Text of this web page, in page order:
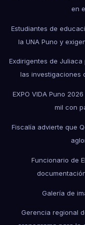
en
Estudiantes de
la UNA Puno y
Exdirigentes de
las investigaciones
EXPO VIDA Puno
mil con
Fiscalía advierte que
Funcionario de
Galería de
Gerencia regional